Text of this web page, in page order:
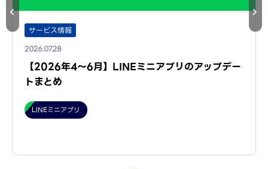
サービス情報
2026.07.28
【2026年4～6月】LINEミニアプリのアップデー
トまとめ
LINEミニアプリ